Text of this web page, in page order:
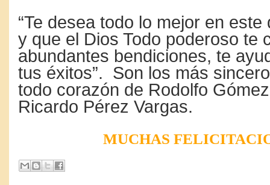
“Te desea todo lo mejor en
y que el Dios Todo poderoso te
abundantes bendiciones, te
tus éxitos”. Son los más
todo corazón de Rodolfo
Ricardo Pérez Vargas.
MUCHAS